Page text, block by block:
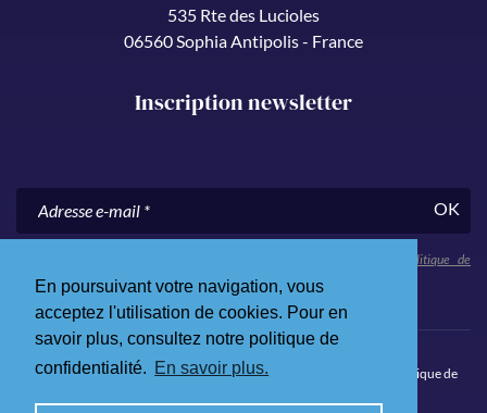
En poursuivant votre navigation, vous
acceptez l'utilisation de cookies. Pour en
savoir plus, consultez notre politique de
confidentialité. En savoir plus.
535 Rte des Lucioles
06560 Sophia Antipolis - France
Inscription newsletter
OK
politique de
confidentialité
© 2026 Skål Côte d’Azur. Tous droits réservés.
Politique de